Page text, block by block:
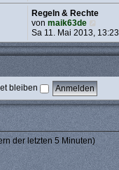
r
a
Regeln & Rechte
vonmaik63de
e
u
e
B
e
i
t
a
Sa 11. Mai 2013, 13:23
bleiben
der letzten 5 Minuten)